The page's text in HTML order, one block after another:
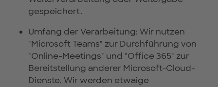
gespeichert.
Umfang der Verarbeitung: Wir nutzen
"Microsoft Teams" zur Durchführung von
"Online-Meetings" und "Office 365" zur
Bereitstellung anderer Microsoft-Cloud-
Dienste. Wir werden etwaige